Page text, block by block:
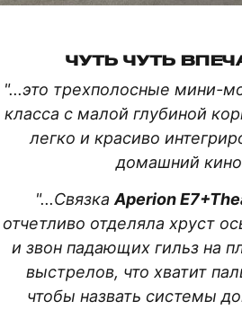
ЧУТЬ ЧУТЬ
"...это трехполосные мини-
класса с малой глубиной
легко и красиво
домашний
"...Связка Aperion
отчетливо отделяла хруст
и звон падающих гильз на
выстрелов, что хватит
чтобы назвать системы